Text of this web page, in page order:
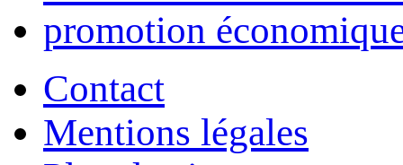
promotion
Contact
Mentions légales